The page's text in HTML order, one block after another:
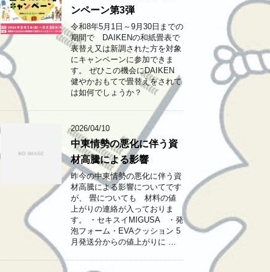
ンペーン第3弾
令和8年5月1日～9月30日までの
期間で DAIKENの和紙畳表で
表替え又は新調された方を対象
にキャンペーンに参加できま
す。 ぜひこの機会にDAIKEN
健やかおもてで畳替えをされて
は如何でしょうか？
2026/04/10
中東情勢の悪化に伴う資
材高騰による影響
昨今の中東情勢の悪化に伴う資
材高騰による影響についてです
が、 畳についても 材料の値
上がりの連絡が入っておりま
す。 ・セキスイMIGUSA ・発
泡フォーム・EVAクッション 5
月発送分からの値上がりに …